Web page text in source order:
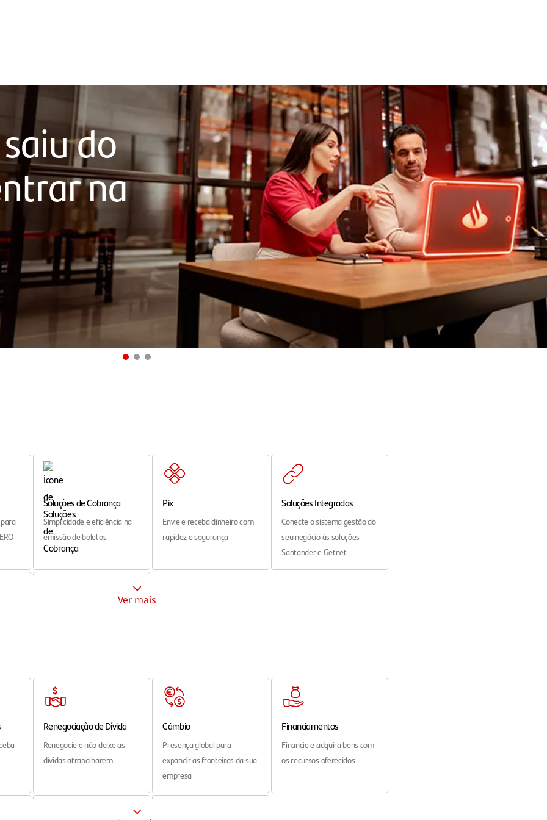
do
na
Soluções de Cobrança
Simplicidade e eficiência na
emissão de boletos
Pix
Envie e receba dinheiro com
rapidez e segurança
Soluções Integradas
Conecte o sistema gestão do
seu negócio às soluções
Santander e Getnet
Ver mais
Renegociação de Dívida
Renegocie e não deixe as
dívidas atrapalharem
Câmbio
Presença global para
expandir as fronteiras da sua
empresa
Financiamentos
Financie e adquira bens com
os recursos oferecidos